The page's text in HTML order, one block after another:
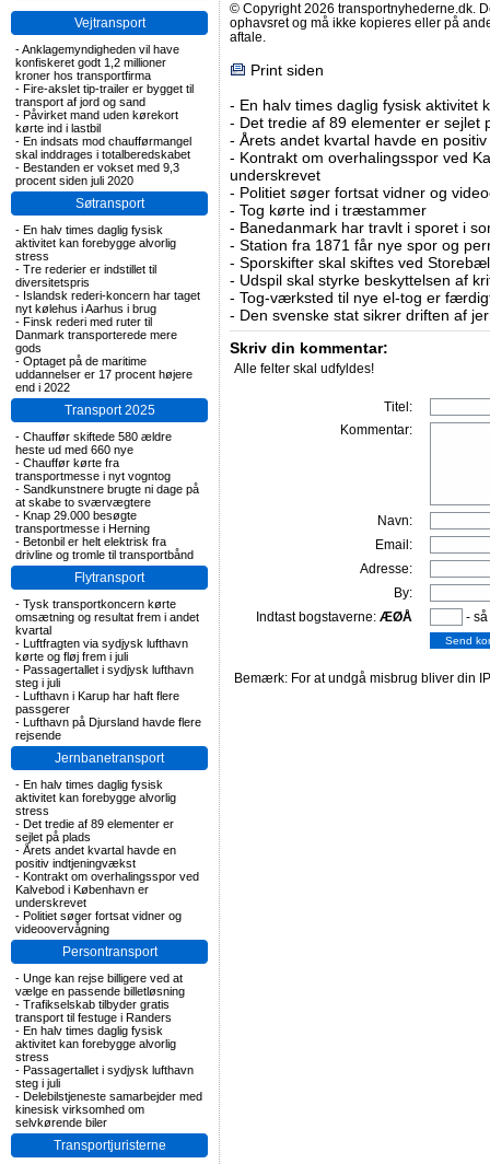
Vejtransport
-Anklagemyndigheden vil have
konfiskeret godt 1,2 millioner
kroner hos transportfirma
- Fire-akslet tip-trailer er bygget til
transport af jord og sand
- Påvirket mand uden kørekort
kørte ind i lastbil
- En indsats mod chaufførmangel
skal inddrages i totalberedskabet
- Bestanden er vokset med 9,3
procent siden juli 2020
Søtransport
- En halv times daglig fysisk
aktivitet kan forebygge alvorlig
stress
- Tre rederier er indstillet til
diversitetspris
- Islandsk rederi-koncern har taget
nyt kølehus i Aarhus i brug
- Finsk rederi med ruter til
Danmark transporterede mere
gods
- Optaget på de maritime
uddannelser er 17 procent højere
end i 2022
Transport 2025
- Chauffør skiftede 580 ældre
heste ud med 660 nye
- Chauffør kørte fra
transportmesse i nyt vogntog
- Sandkunstnere brugte ni dage på
at skabe to sværvægtere
- Knap 29.000 besøgte
transportmesse i Herning
- Betonbil er helt elektrisk fra
drivline og tromle til transportbånd
Flytransport
- Tysk transportkoncern kørte
omsætning og resultat frem i andet
kvartal
- Luftfragten via sydjysk lufthavn
kørte og fløj frem i juli
- Passagertallet i sydjysk lufthavn
steg i juli
- Lufthavn i Karup har haft flere
passgerer
- Lufthavn på Djursland havde flere
rejsende
Jernbanetransport
- En halv times daglig fysisk
aktivitet kan forebygge alvorlig
stress
- Det tredie af 89 elementer er
sejlet på plads
- Årets andet kvartal havde en
positiv indtjeningvækst
- Kontrakt om overhalingsspor ved
Kalvebod i København er
underskrevet
- Politiet søger fortsat vidner og
videoovervågning
Persontransport
- Unge kan rejse billigere ved at
vælge en passende billetløsning
- Trafikselskab tilbyder gratis
transport til festuge i Randers
- En halv times daglig fysisk
aktivitet kan forebygge alvorlig
stress
- Passagertallet i sydjysk lufthavn
steg i juli
- Delebilstjeneste samarbejder med
kinesisk virksomhed om
selvkørende biler
Transportjuristerne
© Copyright 2026 transportnyhederne.dk.
ophavsret og må ikke kopieres eller på
aftale.
Print siden
- En halv times daglig fysisk aktivitet
- Det tredie af 89 elementer er sejlet
- Årets andet kvartal havde en
- Kontrakt om overhalingsspor ved
underskrevet
- Politiet søger fortsat vidner og
- Tog kørte ind i træstammer
- Banedanmark har travlt i sporet i
- Station fra 1871 får nye spor og
- Sporskifter skal skiftes ved
- Udspil skal styrke beskyttelsen af
- Tog-værksted til nye el-tog er
- Den svenske stat sikrer driften af
Skriv din kommentar:
Alle felter skal udfyldes!
Titel:
Kommentar:
Navn:
Email:
Adresse:
By:
Indtast bogstaverne: ÆØÅ -
Bemærk: For at undgå misbrug bliver din